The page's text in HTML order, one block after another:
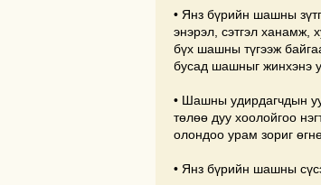
• Янз бүрийн шашны
энэрэл, сэтгэл ханамж,
бүх шашны түгээж
бусад шашныг жинхэнэ
• Шашны удирдагчдын
төлөө дуу хоолойгоо
олондоо урам зориг
• Янз бүрийн шашны